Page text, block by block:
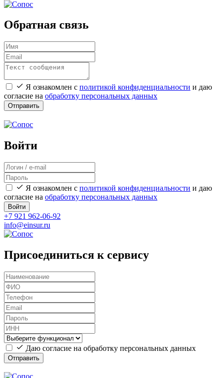
Обратная связь
Я ознакомлен с политикой конфиденциальности и даю
согласие на обработку персональных данных
Отправить
Войти
Я ознакомлен с политикой конфиденциальности и даю
согласие на обработку персональных данных
Войти
+7 921 962-06-92
info@einsur.ru
Присоединиться к сервису
Даю согласие на обработку персональных данных
Отправить